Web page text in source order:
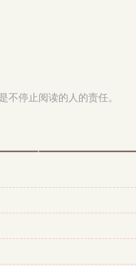
不停止阅读的人的责任。